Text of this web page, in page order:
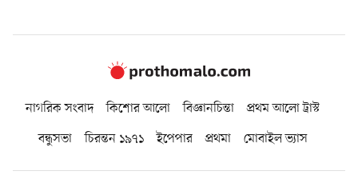
নাগরিক সংবাদ কিশোর আলো বিজ্ঞানচিন্তা
প্রথম আলো ট্রাস্ট
বন্ধুসভা
চিরন্তন ১৯৭১ ইপেপার প্রথমা মোবাইল ভ্যাস